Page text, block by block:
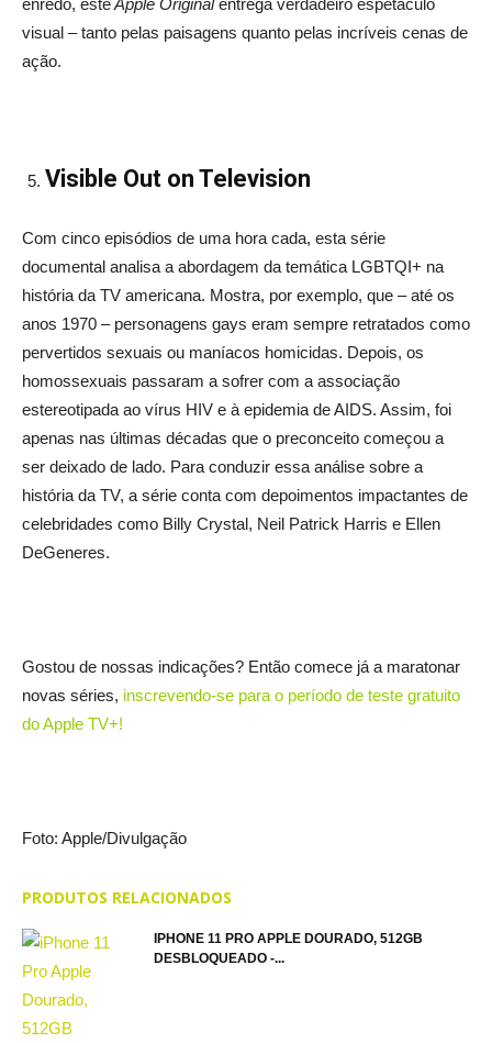
visual – tanto pelas paisagens quanto pelas incríveis cenas de
ação.
Visible Out on Television
Com cinco episódios de uma hora cada, esta série
documental analisa a abordagem da temática LGBTQI+ na
história da TV americana. Mostra, por exemplo, que – até os
anos 1970 – personagens gays eram sempre retratados como
pervertidos sexuais ou maníacos homicidas. Depois, os
homossexuais passaram a sofrer com a associação
estereotipada ao vírus HIV e à epidemia de AIDS. Assim, foi
apenas nas últimas décadas que o preconceito começou a
ser deixado de lado. Para conduzir essa análise sobre a
história da TV, a série conta com depoimentos impactantes de
celebridades como Billy Crystal, Neil Patrick Harris e Ellen
DeGeneres.
Gostou de nossas indicações? Então comece já a maratonar
novas séries, inscrevendo-se para o período de teste gratuito
do Apple TV+!
Foto: Apple/Divulgação
PRODUTOS RELACIONADOS
IPHONE 11 PRO APPLE DOURADO, 512GB
DESBLOQUEADO -...